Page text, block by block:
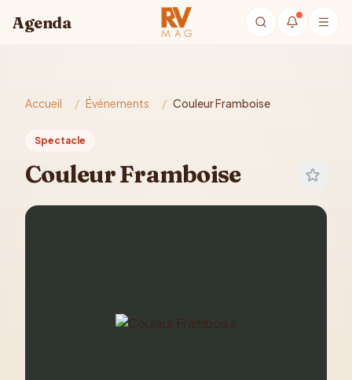
Agenda
Accueil / Événements / Couleur Framboise
Spectacle
Couleur Framboise